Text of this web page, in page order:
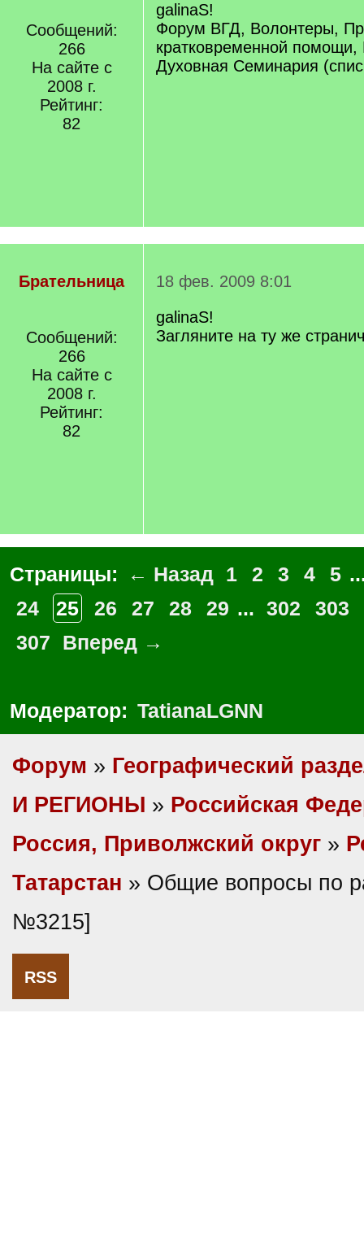
Сообщений:
266
На сайте с
2008 г.
Рейтинг:
82
galinaS!
Форум ВГД, Волонтеры,
кратковременной помощи,
Духовная Семинария
Брательница
Сообщений:
266
На сайте с
2008 г.
Рейтинг:
82
18 фев. 2009 8:01
galinaS!
Загляните на ту же
Страницы: ← Назад 1 2 3 4 5
24
25 26 27 28 29 ... 302
303
307
Вперед →
Модератор: TatianaLGNN
Форум » Географический
И РЕГИОНЫ » Российская
Россия, Приволжский округ »
Татарстан » Общие вопросы по
№3215]
RSS